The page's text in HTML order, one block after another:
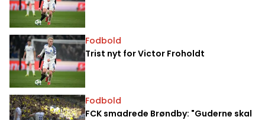
Fodbold
Trist nyt for Victor Froholdt
Fodbold
FCK smadrede Brøndby: "Guderne skal